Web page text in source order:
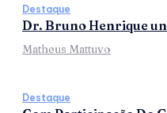
Destaque
Dr. Bruno Henrique
Matheus Mattuvo
Destaque